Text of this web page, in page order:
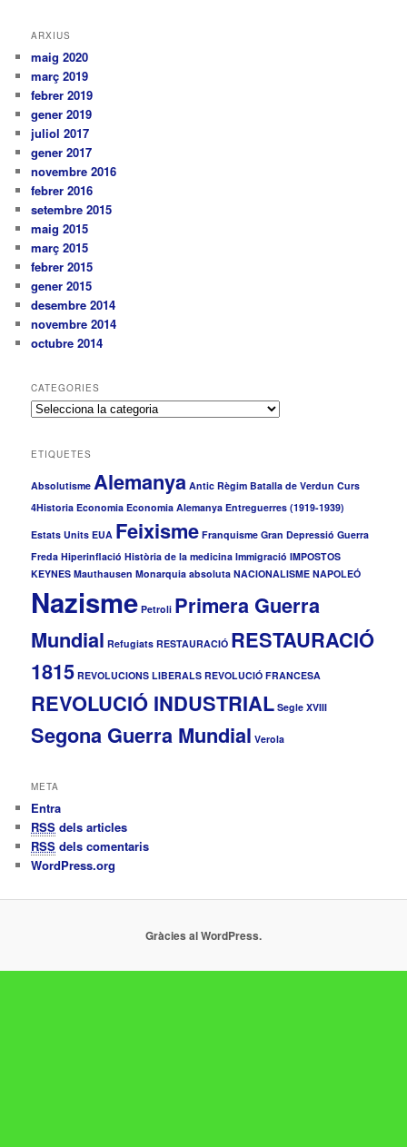
ARXIUS
maig 2020
març 2019
febrer 2019
gener 2019
juliol 2017
gener 2017
novembre 2016
febrer 2016
setembre 2015
maig 2015
març 2015
febrer 2015
gener 2015
desembre 2014
novembre 2014
octubre 2014
CATEGORIES
C
e
o
r
i
s
ETIQUETES
Absolutisme Alemanya Antic Règim Batalla de Verdun Curs
4Historia Economia Economia Alemanya Entreguerres (1919-1939)
Estats Units EUA Feixisme Franquisme Gran Depressió Guerra
Freda Hiperinflació Història de la medicina Immigració IMPOSTOS
KEYNES Mauthausen Monarquia absoluta NACIONALISME NAPOLEÓ
Nazisme Petroli Primera Guerra
Mundial Refugiats RESTAURACIÓ RESTAURACIÓ
1815 REVOLUCIONS LIBERALS REVOLUCIÓ FRANCESA
REVOLUCIÓ INDUSTRIAL Segle XVIII
Segona Guerra Mundial Verola
META
Entra
RSS dels articles
RSS dels comentaris
WordPress.org
Gràcies al WordPress.